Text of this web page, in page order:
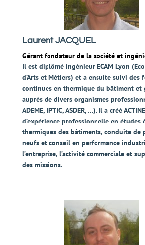
Laurent JACQUEL
Gérant fondateur de la société et
Il est diplômé ingénieur ECAM Lyon
d’Arts et Métiers) et a ensuite suivi des
continues en thermique du bâtiment et
auprès de divers organismes
ADEME, IPTIC, ASDER, …). Il a créé
d’expérience professionnelle en études
thermiques des bâtiments, conduite de
neufs et conseil en performance
l’entreprise, l’activité commerciale et
des missions.